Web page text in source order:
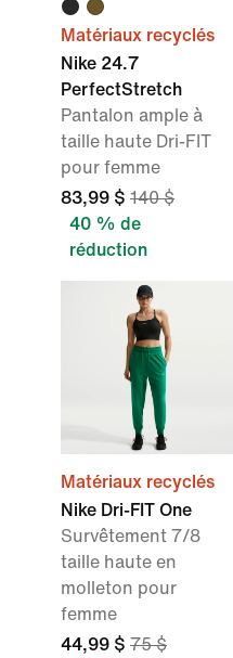
Matériaux recyclés
Nike 24.7
PerfectStretch
Pantalon ample à
taille haute Dri-FIT
pour femme
83,99 $ 140 $
40 % de
réduction
Matériaux recyclés
Nike Dri-FIT One
Survêtement 7/8
taille haute en
molleton pour
femme
44,99 $ 75 $